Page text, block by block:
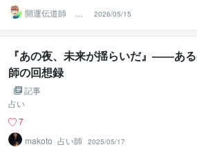
開運伝道師 HE
RO
2026/05/15
『あの夜、未来が揺らいだ』――あ
師の回想録
記事
占い
7
makoto_占い師 2025/05/17